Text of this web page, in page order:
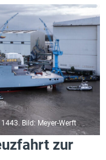
Bild: Meyer-Werft
zur